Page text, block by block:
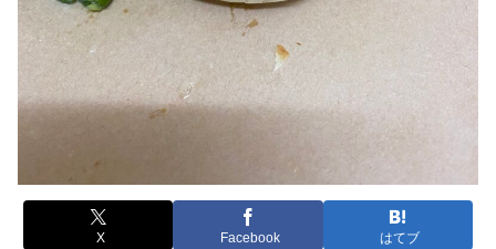
X Facebook はてブ